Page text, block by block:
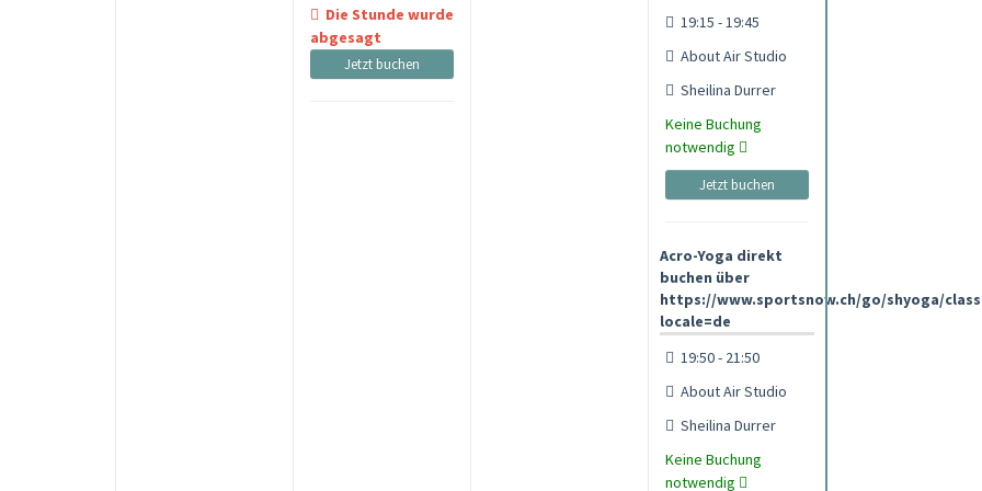
Die Stunde wurde
abgesagt
Jetzt buchen
19:15 - 19:45
About Air Studio
Sheilina Durrer
Keine Buchung
notwendig
Jetzt buchen
Acro-Yoga direkt
buchen über
https://www.sportsnow.ch/go/shyoga/
locale=de
19:50 - 21:50
About Air Studio
Sheilina Durrer
Keine Buchung
notwendig